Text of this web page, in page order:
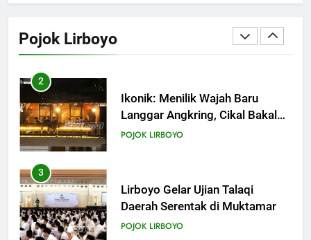
Pojok Lirboyo
Ikonik: Menilik Wajah Baru
Langgar Angkring, Cikal Bakal
Ponpes Lirboyo yang Selesai
3
Lirboyo Gelar Ujian Talaqi
Daerah Serentak di Muktamar
POJOK LIRBOYO
4
Tam-Taman Lirboyo: MHM dan
Ma’had Aly Gelar Koreksian
Kitab Semester Ganjil
POJOK LIRBOYO